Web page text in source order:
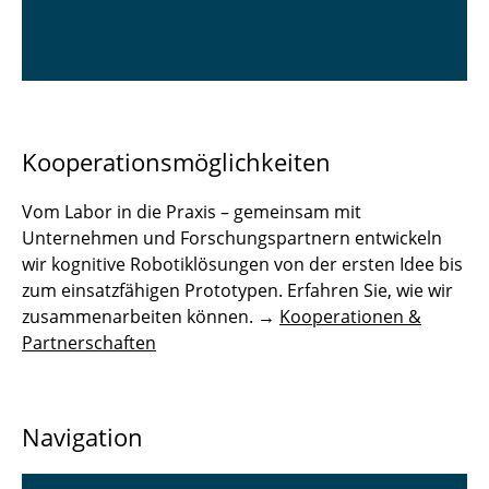
Kooperationsmöglichkeiten
Vom Labor in die Praxis – gemeinsam mit
Unternehmen und Forschungspartnern entwickeln
wir kognitive Robotiklösungen von der ersten Idee bis
zum einsatzfähigen Prototypen. Erfahren Sie, wie wir
zusammenarbeiten können. → Kooperationen &
Partnerschaften
Navigation